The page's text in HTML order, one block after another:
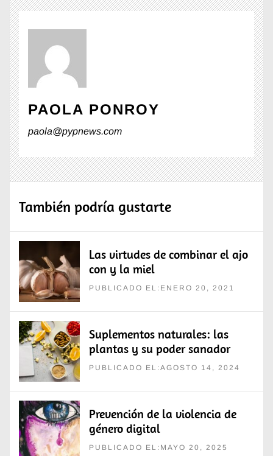
PAOLA PONROY
paola@pypnews.com
También podría gustarte
Las virtudes de combinar el ajo
con y la miel
PUBLICADO EL:ENERO 20, 2021
Suplementos naturales: las
plantas y su poder sanador
PUBLICADO EL:AGOSTO 14, 2024
Prevención de la violencia de
género digital
PUBLICADO EL:MAYO 20, 2025